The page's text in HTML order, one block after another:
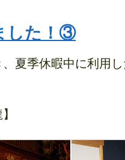
した！③
夏季休暇中に利用